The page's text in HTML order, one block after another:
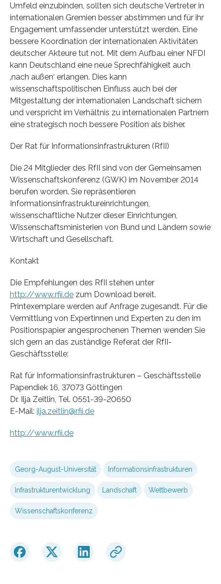
Umfeld einzubinden, sollten sich deutsche Vertreter in
internationalen Gremien besser abstimmen und für ihr
Engagement umfassender unterstützt werden. Eine
bessere Koordination der internationalen Aktivitäten
deutscher Akteure tut not. Mit dem Aufbau einer NFDI
kann Deutschland eine neue Sprechfähigkeit auch
‚nach außen‘ erlangen. Dies kann
wissenschaftspolitischen Einfluss auch bei der
Mitgestaltung der internationalen Landschaft sichern
und verspricht im Verhältnis zu internationalen Partnern
eine strategisch noch bessere Position als bisher.
Der Rat für Informationsinfrastrukturen (RfII)
Die 24 Mitglieder des RfII sind von der Gemeinsamen
Wissenschaftskonferenz (GWK) im November 2014
berufen worden. Sie repräsentieren
Informationsinfrastruktureinrichtungen,
wissenschaftliche Nutzer dieser Einrichtungen,
Wissenschaftsministerien von Bund und Ländern sowie
Wirtschaft und Gesellschaft.
Kontakt
Die Empfehlungen des RfII stehen unter
http://www.rfii.de zum Download bereit.
Printexemplare werden auf Anfrage zugesandt. Für die
Vermittlung von Expertinnen und Experten zu den im
Positionspapier angesprochenen Themen wenden Sie
sich gern an das zuständige Referat der RfII-
Geschäftsstelle:
Rat für Informationsinfrastrukturen – Geschäftsstelle
Papendiek 16, 37073 Göttingen
Dr. Ilja Zeitlin, Tel. 0551-39-20650
E-Mail: ilja.zeitlin@rfii.de
http://www.rfii.de
Georg-August-Universität Informationsinfrastrukturen
Infrastrukturentwicklung Landschaft Wettbewerb
Wissenschaftskonferenz